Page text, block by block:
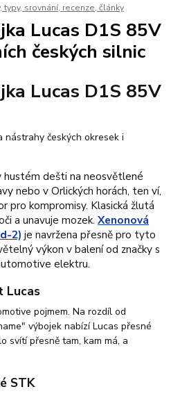
srovnání, recenze, články
Lucas D1S 85V
českých silnic
Lucas D1S 85V
českých okresek i
hustém dešti na neosvětlené
nebo v Orlických horách, ten ví,
pro kompromisy. Klasická žlutá
a unavuje mozek.Xenonová
2) je navržena přesně pro tyto
výkon v balení od značky s
elektru.
pojmem. Na rozdíl od
výbojek nabízí Lucas přesné
svítí přesně tam, kam má, a
STK